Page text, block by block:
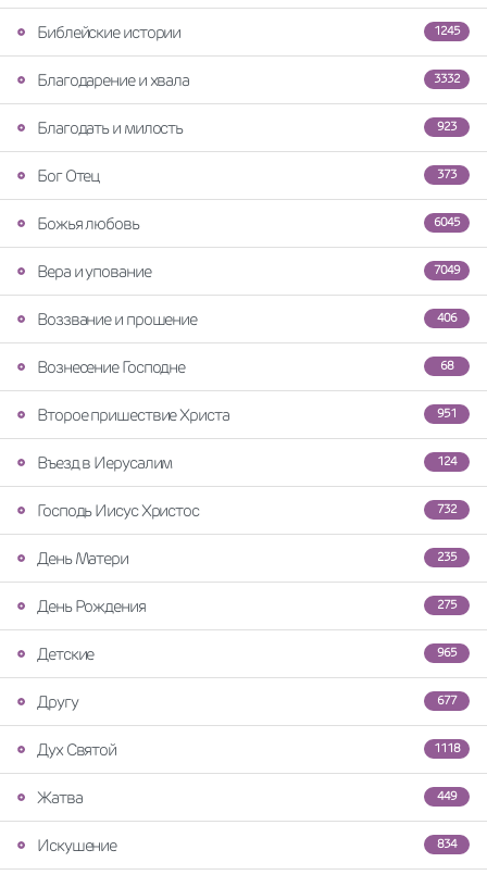
1245
Библейские истории
3332
Благодарение и хвала
923
Благодать и милость
373
Бог Отец
6045
Божья любовь
7049
Вера и упование
406
Воззвание и прошение
68
Вознесение Господне
951
Второе пришествие Христа
124
Въезд в Иерусалим
732
Господь Иисус Христос
235
День Матери
275
День Рождения
965
Детские
677
Другу
1118
Дух Святой
449
Жатва
834
Искушение